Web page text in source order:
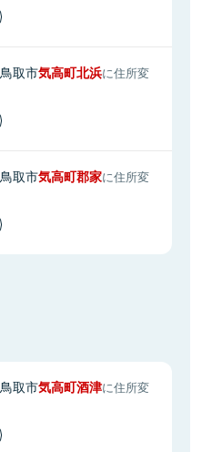
鳥取市気高町北浜に住所変
鳥取市気高町郡家に住所変
鳥取市気高町酒津に住所変